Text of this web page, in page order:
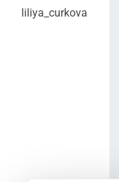
liliya_curkova